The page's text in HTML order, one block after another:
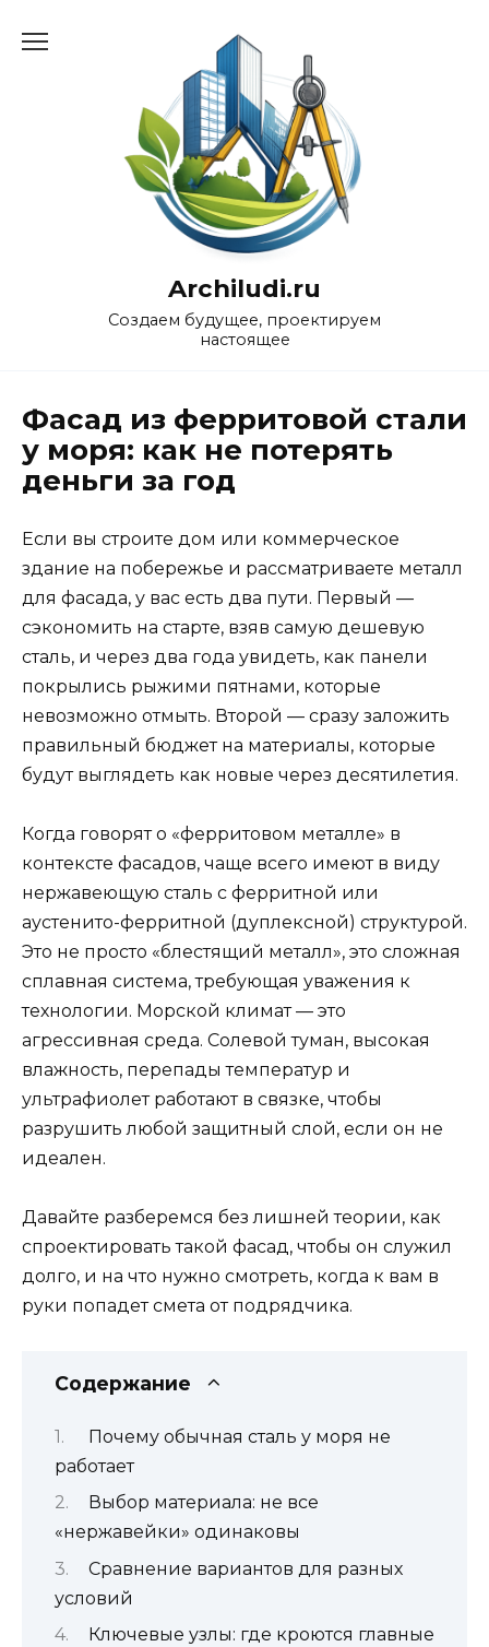
Archiludi.ru
Создаем будущее, проектируем
настоящее
Фасад из ферритовой стали
у моря: как не потерять
деньги за год
Если вы строите дом или коммерческое
здание на побережье и рассматриваете металл
для фасада, у вас есть два пути. Первый —
сэкономить на старте, взяв самую дешевую
сталь, и через два года увидеть, как панели
покрылись рыжими пятнами, которые
невозможно отмыть. Второй — сразу заложить
правильный бюджет на материалы, которые
будут выглядеть как новые через десятилетия.
Когда говорят о «ферритовом металле» в
контексте фасадов, чаще всего имеют в виду
нержавеющую сталь с ферритной или
аустенито-ферритной (дуплексной) структурой.
Это не просто «блестящий металл», это сложная
сплавная система, требующая уважения к
технологии. Морской климат — это
агрессивная среда. Солевой туман, высокая
влажность, перепады температур и
ультрафиолет работают в связке, чтобы
разрушить любой защитный слой, если он не
идеален.
Давайте разберемся без лишней теории, как
спроектировать такой фасад, чтобы он служил
долго, и на что нужно смотреть, когда к вам в
руки попадет смета от подрядчика.
Содержание
Почему обычная сталь у моря не
работает
Выбор материала: не все
«нержавейки» одинаковы
Сравнение вариантов для разных
условий
Ключевые узлы: где кроются главные